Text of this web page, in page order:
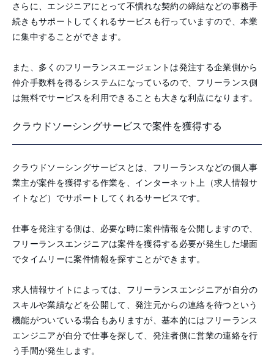
さらに、エンジニアにとって不慣れな契約の締結などの事務手
続きもサポートしてくれるサービスも行っていますので、本業
に集中することができます。
また、多くのフリーランスエージェントは発注する企業側から
仲介手数料を得るシステムになっているので、フリーランス側
は無料でサービスを利用できることも大きな利点になります。
クラウドソーシングサービスで案件を獲得する
クラウドソーシングサービスとは、フリーランスなどの個人事
業主が案件を獲得する作業を、インターネット上（求人情報サ
イトなど）でサポートしてくれるサービスです。
仕事を発注する側は、必要な時に案件情報を公開しますので、
フリーランスエンジニアは案件を獲得する必要が発生した場面
でタイムリーに案件情報を探すことができます。
求人情報サイトによっては、フリーランスエンジニアが自分の
スキルや業績などを公開して、発注元からの連絡を待つという
機能がついている場合もありますが、基本的にはフリーランス
エンジニアが自分で仕事を探して、発注者側に営業の連絡を行
う手間が発生します。